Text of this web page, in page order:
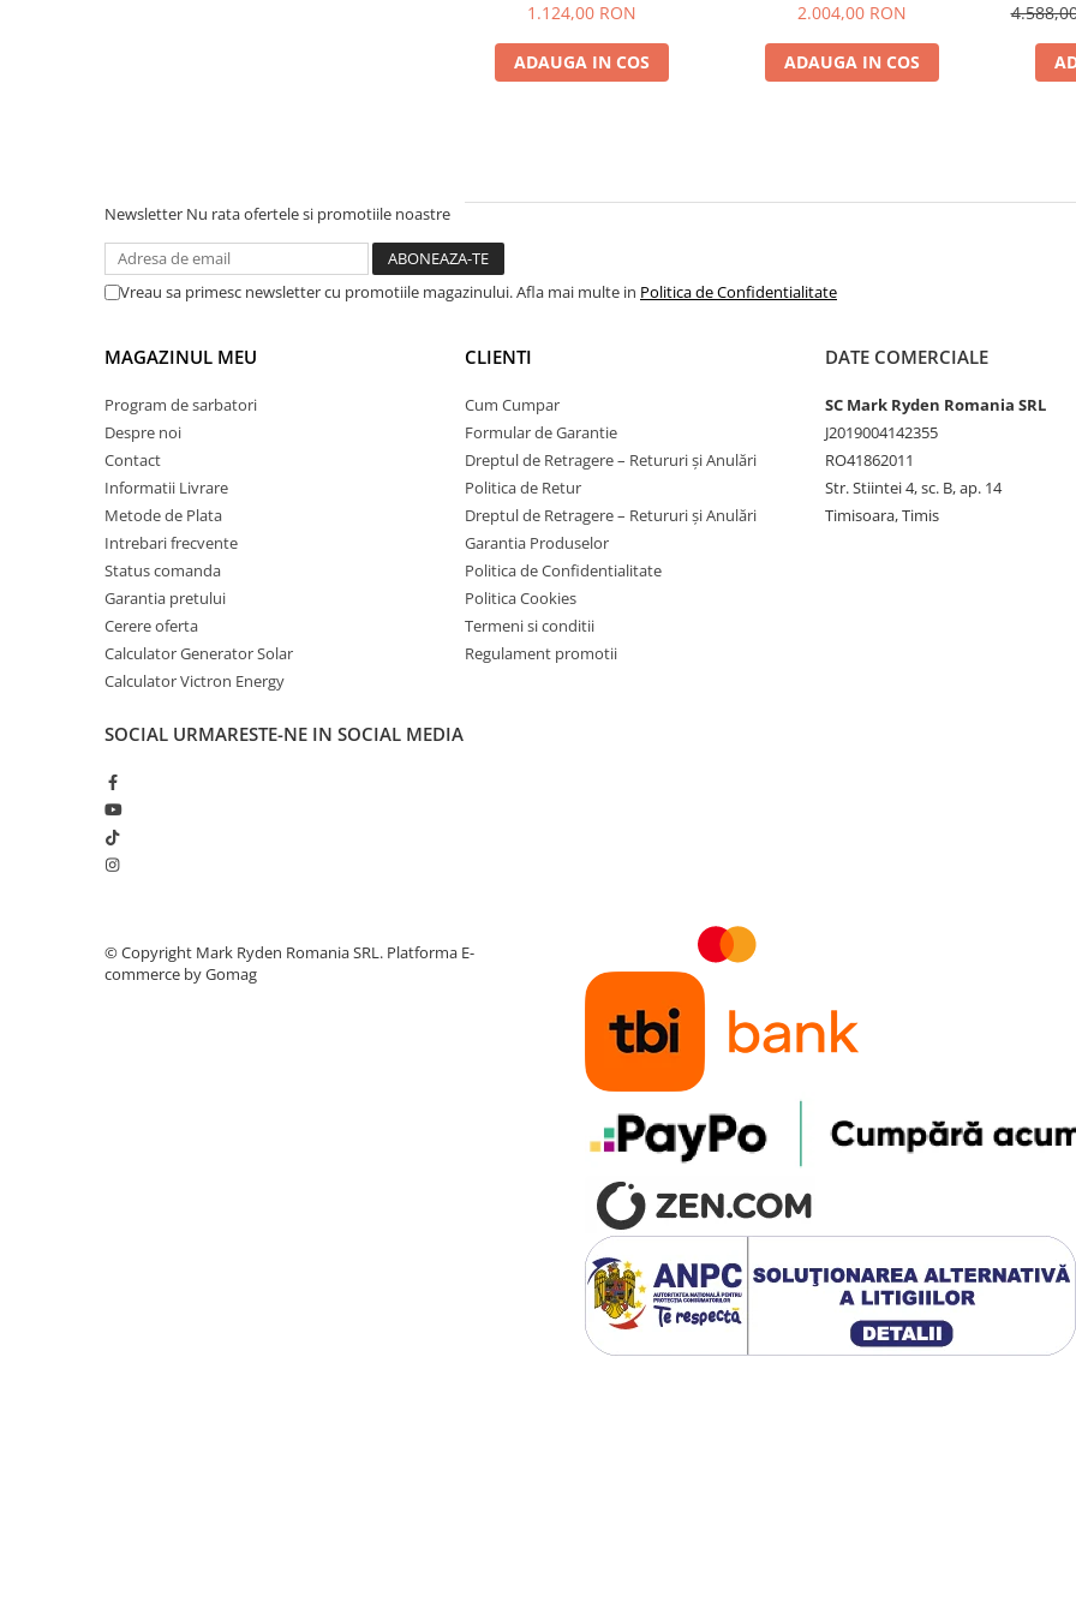
Acumulatori de stocare
Componente sisteme de balcon
Iluminat solar
Acumulatori Standard Plumb
Acumulatori Litiu
Acumulatori Gel
Acumulatori Moto
Electronice
Invertoare Tensiune
Roboti Pornire Auto
Statii de incarcare vehicule
UPS Centrale Termice
Instrumente de masura
Anemometre
Clampmetre
Tahometre
1.124,00 RON
ADAUGA IN COS
2.004,00 RON
ADAUGA IN COS
2000W
Newsletter Nu rata ofertele si promotiile noastre
Vreau sa primesc newsletter cu promotiile magazinului. Afla mai multe in Politica de Confidentialitate
MAGAZINUL MEU
Program de sarbatori
Despre noi
Contact
Informatii Livrare
Metode de Plata
Intrebari frecvente
Status comanda
Garantia pretului
Cerere oferta
Calculator Generator Solar
Calculator Victron Energy
CLIENTI
Cum Cumpar
Formular de Garantie
Dreptul de Retragere – Retururi și Anulări
Politica de Retur
Dreptul de Retragere – Retururi și Anulări
Garantia Produselor
Politica de Confidentialitate
Politica Cookies
Termeni si conditii
Regulament promotii
DATE COMERCIALE
SC Mark Ryden Romania SRL
J2019004142355
RO41862011
Str. Stiintei 4, sc. B, ap. 14
Timisoara, Timis
SOCIAL URMARESTE-NE IN SOCIAL MEDIA
©️ Copyright Mark Ryden Romania SRL. Platforma E-
commerce by Gomag